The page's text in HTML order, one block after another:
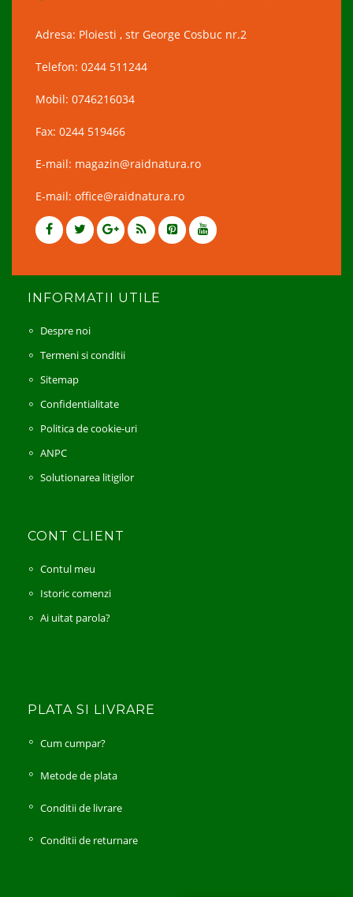
Adresa: Ploiesti , str George Cosbuc nr.2
Telefon: 0244 511244
Mobil: 0746216034
Fax: 0244 519466
E-mail: magazin@raidnatura.ro
E-mail: office@raidnatura.ro
INFORMATII UTILE
Despre noi
Termeni si conditii
Sitemap
Confidentialitate
Politica de cookie-uri
ANPC
Solutionarea litigilor
CONT CLIENT
Contul meu
Istoric comenzi
Ai uitat parola?
PLATA SI LIVRARE
Cum cumpar?
Metode de plata
Conditii de livrare
Conditii de returnare